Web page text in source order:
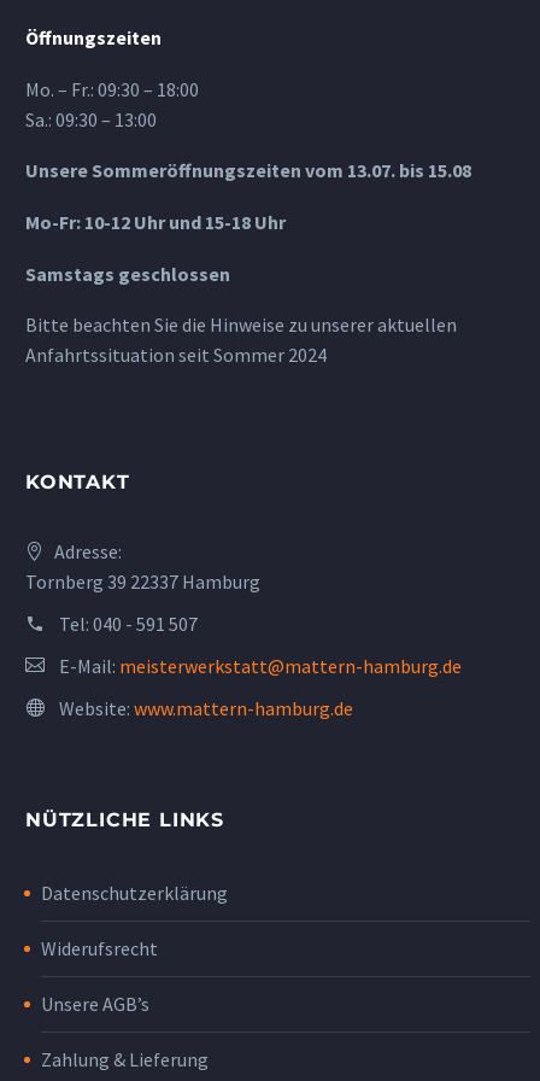
Öffnungszeiten
Mo. – Fr.: 09:30 – 18:00
Sa.: 09:30 – 13:00
Unsere Sommeröffnungszeiten vom 13.07. bis 15.08
Mo-Fr: 10-12 Uhr und 15-18 Uhr
Samstags geschlossen
Bitte beachten Sie die Hinweise zu unserer aktuellen
Anfahrtssituation seit Sommer 2024
KONTAKT
Adresse:
Tornberg 39 22337 Hamburg
Tel: 040 - 591 507
E-Mail: meisterwerkstatt@mattern-hamburg.de
Website: www.mattern-hamburg.de
NÜTZLICHE LINKS
Datenschutzerklärung
Widerufsrecht
Unsere AGB’s
Zahlung & Lieferung